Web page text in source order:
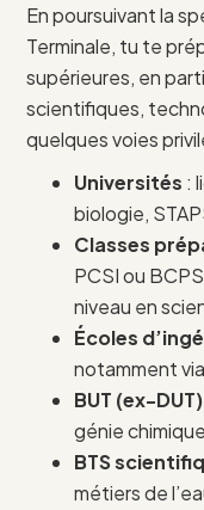
En poursuivant la
Terminale, tu te
supérieures, en
scientifiques,
quelques voies
Universités :
biologie,
Classes
PCSI ou
niveau en
Écoles
notamment
BUT (ex-DUT)
génie
BTS
métiers de